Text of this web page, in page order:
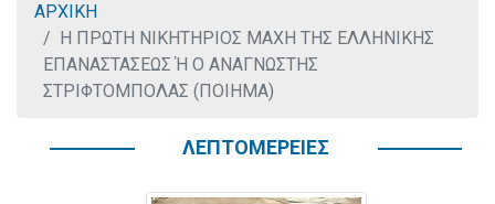
ΑΡΧΙΚΗ
Η ΠΡΩΤΗ ΝΙΚΗΤΗΡΙΟΣ ΜΑΧΗ ΤΗΣ ΕΛΛΗΝΙΚΗΣ
ΕΠΑΝΑΣΤΑΣΕΩΣ Ή Ο ΑΝΑΓΝΩΣΤΗΣ
ΣΤΡΙΦΤΟΜΠΟΛΑΣ (ΠΟΙΗΜΑ)
ΛΕΠΤΟΜΕΡΕΙΕΣ